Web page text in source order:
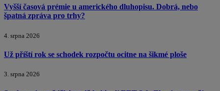
Vyšší časová prémie u amerického dluhopisu. Dobrá, nebo
špatná zpráva pro trhy?
4. srpna 2026
Už příští rok se schodek rozpočtu ocitne na šikmé ploše
3. srpna 2026